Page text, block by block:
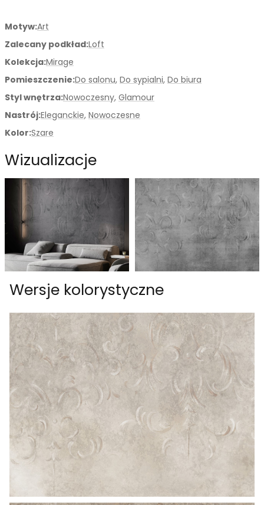
Motyw:Art
Zalecany podkład:Loft
Kolekcja:Mirage
Pomieszczenie:Do salonu, Do sypialni, Do biura
Styl wnętrza:Nowoczesny, Glamour
Nastrój:Eleganckie, Nowoczesne
Kolor:Szare
Wizualizacje
Wersje kolorystyczne